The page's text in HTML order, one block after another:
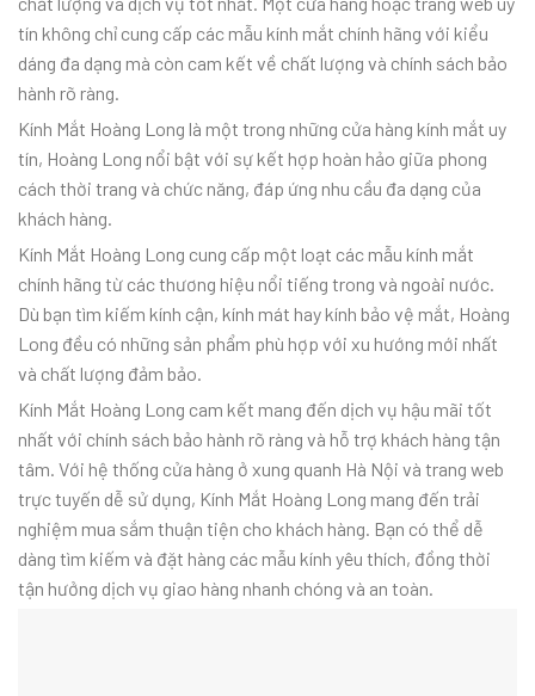
tín không chỉ cung cấp các mẫu kính mắt chính hãng với kiểu
dáng đa dạng mà còn cam kết về chất lượng và chính sách bảo
hành rõ ràng.
Kính Mắt Hoàng Long là một trong những cửa hàng kính mắt uy
tín, Hoàng Long nổi bật với sự kết hợp hoàn hảo giữa phong
cách thời trang và chức năng, đáp ứng nhu cầu đa dạng của
khách hàng.
Kính Mắt Hoàng Long cung cấp một loạt các mẫu kính mắt
chính hãng từ các thương hiệu nổi tiếng trong và ngoài nước.
Dù bạn tìm kiếm kính cận, kính mát hay kính bảo vệ mắt, Hoàng
Long đều có những sản phẩm phù hợp với xu hướng mới nhất
và chất lượng đảm bảo.
Kính Mắt Hoàng Long cam kết mang đến dịch vụ hậu mãi tốt
nhất với chính sách bảo hành rõ ràng và hỗ trợ khách hàng tận
tâm. Với hệ thống cửa hàng ở xung quanh Hà Nội và trang web
trực tuyến dễ sử dụng, Kính Mắt Hoàng Long mang đến trải
nghiệm mua sắm thuận tiện cho khách hàng. Bạn có thể dễ
dàng tìm kiếm và đặt hàng các mẫu kính yêu thích, đồng thời
tận hưởng dịch vụ giao hàng nhanh chóng và an toàn.